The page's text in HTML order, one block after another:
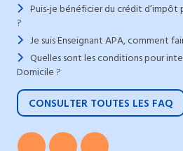
Puis-je bénéficier du crédit d’impôt
?
Je suis Enseignant APA, comment
Quelles sont les conditions pour
Domicile ?
CONSULTER TOUTES LES FAQ